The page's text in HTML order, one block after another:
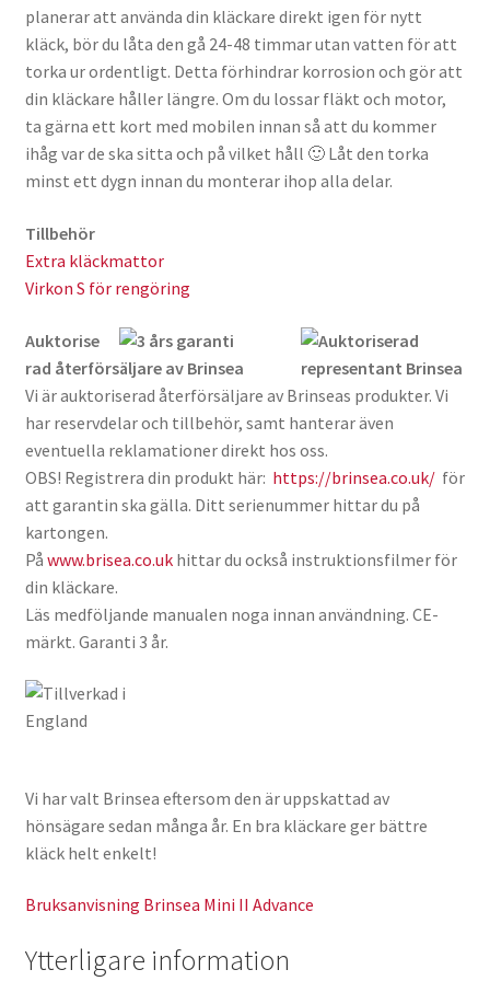
planerar att använda din kläckare direkt igen för nytt
kläck, bör du låta den gå 24-48 timmar utan vatten för att
torka ur ordentligt. Detta förhindrar korrosion och gör att
din kläckare håller längre. Om du lossar fläkt och motor,
ta gärna ett kort med mobilen innan så att du kommer
ihåg var de ska sitta och på vilket håll 🙂 Låt den torka
minst ett dygn innan du monterar ihop alla delar.
Tillbehör
Extra kläckmattor
Virkon S för rengöring
Auktorise
rad återförsäljare av Brinsea
Vi är auktoriserad återförsäljare av Brinseas produkter. Vi
har reservdelar och tillbehör, samt hanterar även
eventuella reklamationer direkt hos oss.
OBS! Registrera din produkt här: https://brinsea.co.uk/ för
att garantin ska gälla. Ditt serienummer hittar du på
kartongen.
På www.brisea.co.ukhittar du också instruktionsfilmer för
din kläckare.
Läs medföljande manualen noga innan användning. CE-
märkt. Garanti 3 år.
Vi har valt Brinsea eftersom den är uppskattad av
hönsägare sedan många år. En bra kläckare ger bättre
kläck helt enkelt!
Bruksanvisning Brinsea Mini II Advance
Ytterligare information
Nödvändiga
Dessa kakor
välja bort. De
hemsidan
över huvud
taget ska
fungera.
Statistik
För att vi ska
kunna
förbättra
hemsidans
funktionalitet
och
uppbyggnad,
hur hemsidan
används.
För att vår
hemsida ska
prestera så
bra som
ditt besök.
de här
kakorna